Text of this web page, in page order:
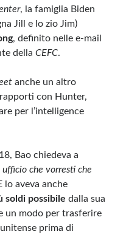
, la famiglia Biden
Jill e lo zio Jim)
, definito nelle e-mail
dellaCEFC.
anche un altro
con Hunter,
per l’intelligence
Bao chiedeva a
ufficio che vorresti che
lo aveva anche
soldi possibile dalla sua
un modo per trasferire
prima di